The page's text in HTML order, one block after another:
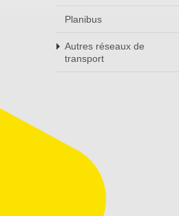
Planibus
Autres réseaux de
transport